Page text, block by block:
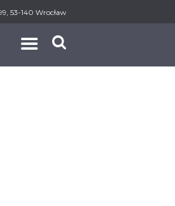
53-140 Wrocław